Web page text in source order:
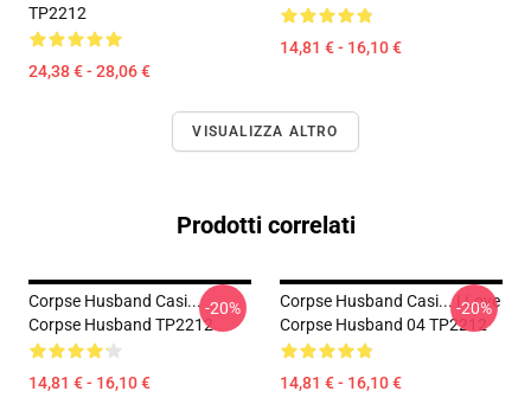
TP2212
24,38 € - 28,06 €
14,81 € - 16,10 €
VISUALIZZA ALTRO
Prodotti correlati
Corpse Husband Casi...
Corpse Husband TP2212
14,81 € - 16,10 €
-20%
Corpse Husband Casi... I Love
Corpse Husband 04 TP2212
14,81 € - 16,10 €
-20%